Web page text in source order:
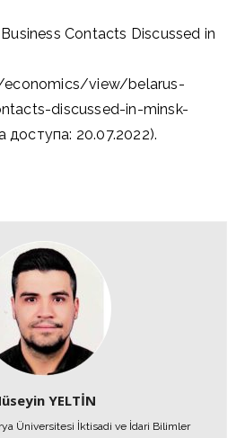
Contacts Discussed in
view/belarus-
discussed-in-minsk-
20.07.2022).
YELTİN
Üniversitesi İktisadi ve İdari Bilimler